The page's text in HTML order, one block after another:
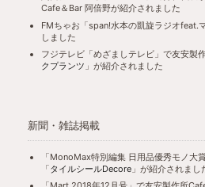
Cafe＆Bar 阿倍野が紹介されました
FMちゃお「span!水本の凱旋ラジオfeat.
しました
フジテレビ「めざましテレビ」で友安製
クプランツ 」が紹介されました
新聞・雑誌掲載
「MonoMax特別編集 日用品優秀モノ大
「タイルシールDecore」が紹介されまし